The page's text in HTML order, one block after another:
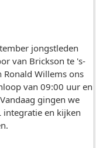
jongstleden
van Brickson te 's-
Ronald Willems ons
van 09:00 uur en
gingen we
integratie en kijken